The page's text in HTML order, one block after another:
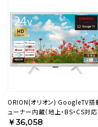
ORION(オリオン) GoogleTV搭
ューナー内蔵（地上・BS・CS対応
マートテレビ ホワイト 24v型 ハ
￥36,058